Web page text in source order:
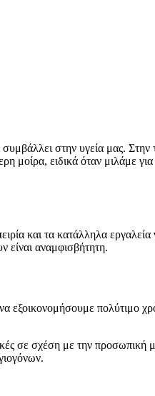
στην υγεία μας.
μοίρα, ειδικά όταν μιλάμε για
και τα κατάλληλα
είναι αναμφισβήτητη.
εξοικονομήσουμε πολύτιμο
σε σχέση με την προσωπική